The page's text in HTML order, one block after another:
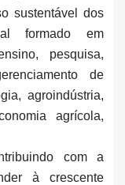
sustentável dos
formado em
pesquisa,
de
agroindústria,
agrícola,
com a
à crescente